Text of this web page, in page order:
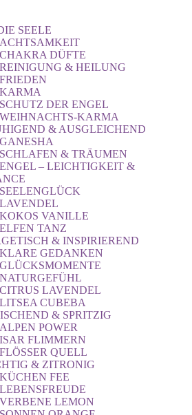
SEELE
ACHTSAMKEIT
CHAKRA DÜFTE
REINIGUNG & HEILUNG
FRIEDEN
KARMA
SCHUTZ DER ENGEL
WEIHNACHTS-KARMA
& AUSGLEICHEND
GANESHA
SCHLAFEN & TRÄUMEN
ENGEL – LEICHTIGKEIT &
SEELENGLÜCK
LAVENDEL
KOKOS VANILLE
ELFEN TANZ
& INSPIRIEREND
KLARE GEDANKEN
GLÜCKSMOMENTE
NATURGEFÜHL
CITRUS LAVENDEL
LITSEA CUBEBA
& SPRITZIG
ALPEN POWER
ISAR FLIMMERN
FLÖSSER QUELL
& ZITRONIG
KÜCHEN FEE
LEBENSFREUDE
VERBENE LEMON